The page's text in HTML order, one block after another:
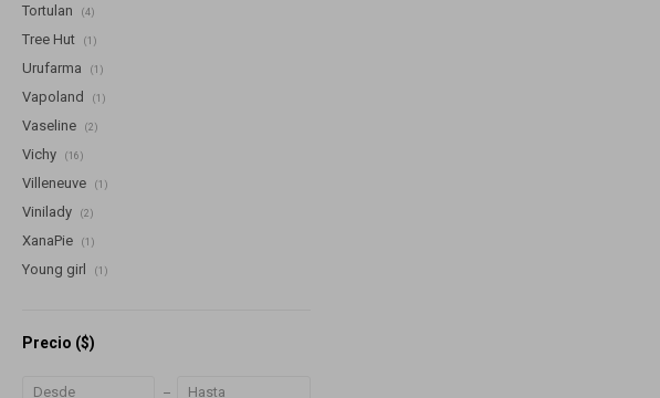
Tortulan (4)
Tree Hut (1)
Urufarma (1)
Vapoland (1)
Vaseline (2)
Vichy (16)
Villeneuve (1)
Vinilady (2)
XanaPie (1)
Young girl (1)
Precio ($)